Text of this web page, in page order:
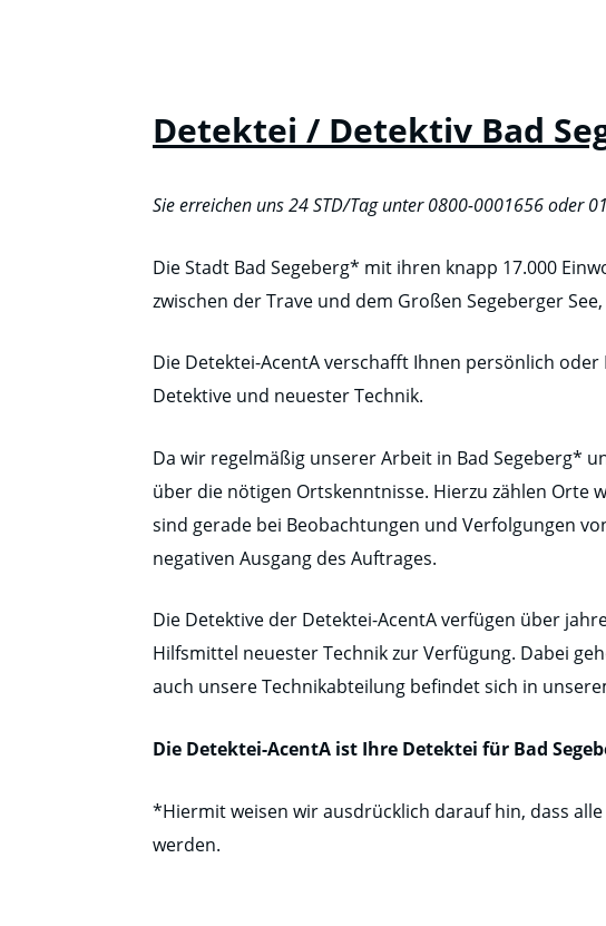
Detektei / Detektiv Bad
Sie erreichen uns 24 STD/Tag unter 0800-0001656 oder
Die Stadt Bad Segeberg* mit ihren knapp 17.000
zwischen der Trave und dem Großen Segeberger
Die Detektei-AcentA verschafft Ihnen persönlich
Detektive und neuester Technik.
Da wir regelmäßig unserer Arbeit in Bad Segeberg*
über die nötigen Ortskenntnisse. Hierzu zählen Orte
sind gerade bei Beobachtungen und Verfolgungen
negativen Ausgang des Auftrages.
Die Detektive der Detektei-AcentA verfügen über
Hilfsmittel neuester Technik zur Verfügung. Dabei
auch unsere Technikabteilung befindet sich in
Die Detektei-AcentA ist Ihre Detektei für Bad
*Hiermit weisen wir ausdrücklich darauf hin, dass
werden.